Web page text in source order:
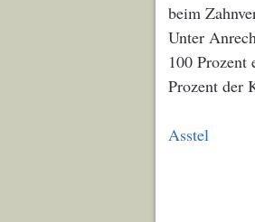
beim
Unter
100
Prozent der
Asstel